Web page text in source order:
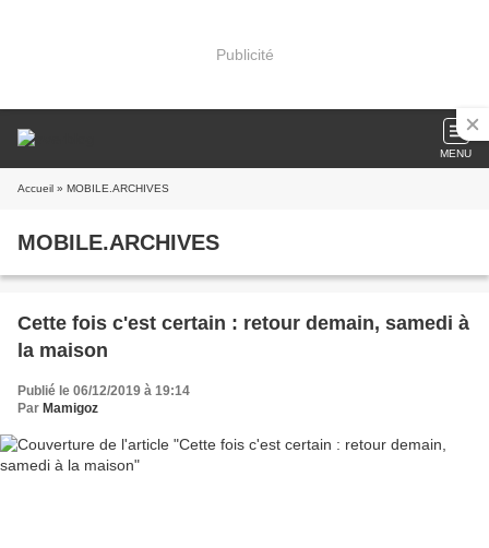
Publicité
MENU
Accueil » MOBILE.ARCHIVES
MOBILE.ARCHIVES
Cette fois c'est certain : retour demain, samedi à
la maison
Publié le 06/12/2019 à 19:14
Par Mamigoz